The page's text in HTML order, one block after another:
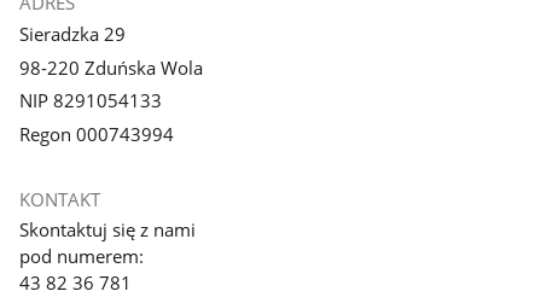
Sieradzka 29
98-220 Zduńska Wola
NIP 8291054133
Regon 000743994
KONTAKT
Skontaktuj się z nami
pod numerem:
43 82 36 781